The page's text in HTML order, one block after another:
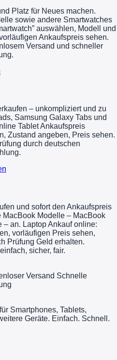
Platz für Neues machen.
sowie andere Smartwatches
auswählen, Modell und
Ankaufspreis sehen.
Versand und schneller
– unkompliziert und zu
Samsung Galaxy Tabs und
Tablet Ankaufspreis
Zustand angeben, Preis sehen.
durch deutschen
und sofort den Ankaufspreis
MacBook Modelle – MacBook
– an. Laptop Ankauf online:
vorläufigen Preis sehen,
Prüfung Geld erhalten.
sicher, fair.
Versand Schnelle
Smartphones, Tablets,
Geräte. Einfach. Schnell.